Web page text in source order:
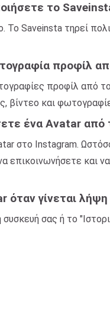
το
Το Saveinsta τηρεί
προφίλ
προφίλ από
βίντεο και
ένα Avatar
στο Instagram.
επικοινωνήσετε και
όταν γίνεται λήψη
σας ή το